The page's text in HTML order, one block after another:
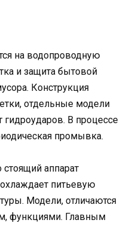
на водопроводную
и защита бытовой
Конструкция
отдельные модели
гидроударов. В процессе
промывка.
стоящий аппарат
питьевую
Модели, отличаются
функциями. Главным